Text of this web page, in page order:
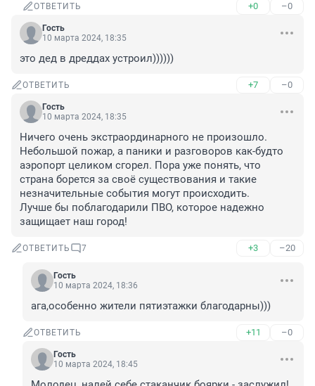
ОТВЕТИТЬ +0 –0
Гость
10 марта 2024, 18:35
это дед в дреддах устроил))))))
ОТВЕТИТЬ +7 –0
Гость
10 марта 2024, 18:35
Ничего очень экстраординарного не произошло.
Небольшой пожар, а паники и разговоров как-будто
аэропорт целиком сгорел. Пора уже понять, что
страна борется за своё существования и такие
незначительные события могут происходить.
Лучше бы поблагодарили ПВО, которое надежно
защищает наш город!
ОТВЕТИТЬ 7 +3 –20
Гость
10 марта 2024, 18:36
ага,особенно жители пятиэтажки благодарны)))
ОТВЕТИТЬ +11 –0
Гость
10 марта 2024, 18:45